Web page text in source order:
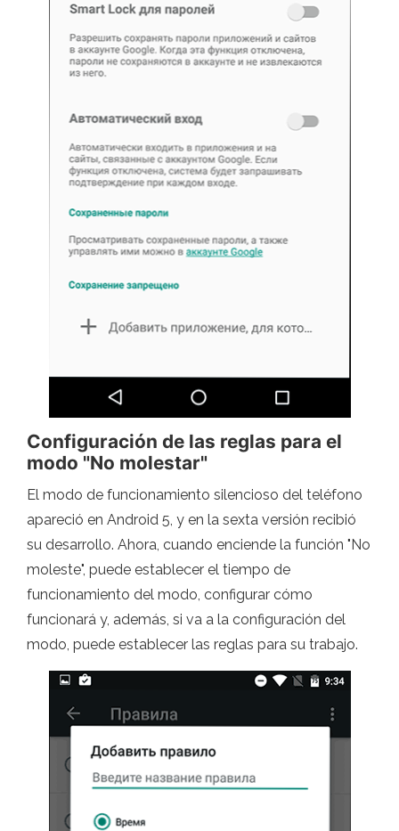
Configuración de las reglas para el
modo "No molestar"
El modo de funcionamiento silencioso del teléfono
apareció en Android 5, y en la sexta versión recibió
su desarrollo. Ahora, cuando enciende la función "No
moleste", puede establecer el tiempo de
funcionamiento del modo, configurar cómo
funcionará y, además, si va a la configuración del
modo, puede establecer las reglas para su trabajo.